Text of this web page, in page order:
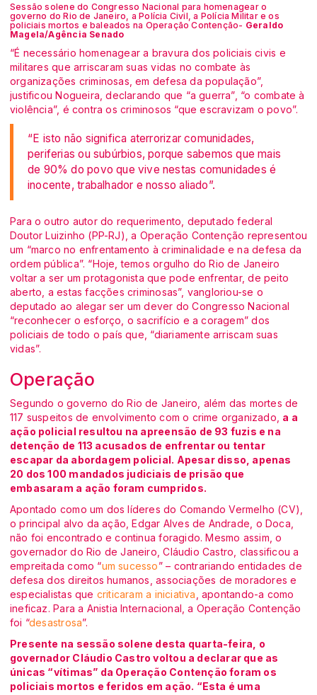
Sessão solene do Congresso Nacional para homenagear o
governo do Rio de Janeiro, a Polícia Civil, a Polícia Militar e os
policiais mortos e baleados na Operação Contenção- Geraldo
Magela/Agência Senado
“É necessário homenagear a bravura dos policiais civis e
militares que arriscaram suas vidas no combate às
organizações criminosas, em defesa da população”,
justificou Nogueira, declarando que “a guerra”, “o combate à
violência”, é contra os criminosos “que escravizam o povo”.
“E isto não significa aterrorizar comunidades,
periferias ou subúrbios, porque sabemos que mais
de 90% do povo que vive nestas comunidades é
inocente, trabalhador e nosso aliado”.
Para o outro autor do requerimento, deputado federal
Doutor Luizinho (PP-RJ), a Operação Contenção representou
um “marco no enfrentamento à criminalidade e na defesa da
ordem pública”. “Hoje, temos orgulho do Rio de Janeiro
voltar a ser um protagonista que pode enfrentar, de peito
aberto, a estas facções criminosas”, vangloriou-se o
deputado ao alegar ser um dever do Congresso Nacional
“reconhecer o esforço, o sacrifício e a coragem” dos
policiais de todo o país que, “diariamente arriscam suas
vidas”.
Operação
Segundo o governo do Rio de Janeiro, além das mortes de
117 suspeitos de envolvimento com o crime organizado, a a
ação policial resultou na apreensão de 93 fuzis e na
detenção de 113 acusados de enfrentar ou tentar
escapar da abordagem policial. Apesar disso, apenas
20 dos 100 mandados judiciais de prisão que
embasaram a ação foram cumpridos.
Apontado como um dos líderes do Comando Vermelho (CV),
o principal alvo da ação, Edgar Alves de Andrade, o Doca,
não foi encontrado e continua foragido. Mesmo assim, o
governador do Rio de Janeiro, Cláudio Castro, classificou a
empreitada como “um sucesso” – contrariando entidades de
defesa dos direitos humanos, associações de moradores e
especialistas que criticaram a iniciativa , apontando-a como
ineficaz. Para a Anistia Internacional, a Operação Contenção
foi “desastrosa”.
Presente na sessão solene desta quarta-feira, o
governador Cláudio Castro voltou a declarar que as
únicas “vítimas” da Operação Contenção foram os
policiais mortos e feridos em ação. “Esta é uma